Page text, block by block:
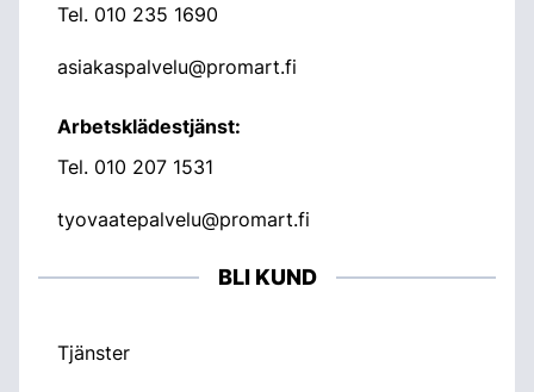
Tel. 010 235 1690
asiakaspalvelu@promart.fi
Arbetsklädestjänst:
Tel. 010 207 1531
tyovaatepalvelu@promart.fi
BLI KUND
Tjänster